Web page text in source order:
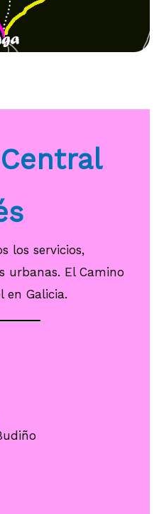
los servicios,
urbanas. El Camino
en Galicia.